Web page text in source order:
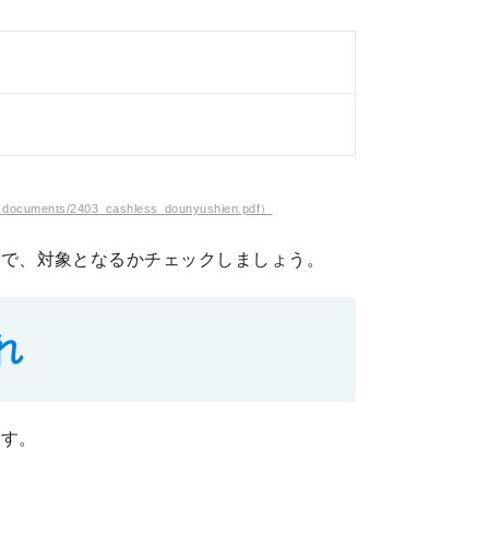
2403_cashless_dounyushien.pdf）
、対象となるかチェックしましょう。
。